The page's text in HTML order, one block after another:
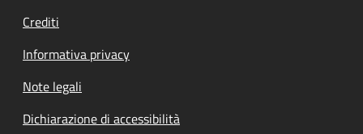
Crediti
Informativa privacy
Note legali
Dichiarazione di accessibilità